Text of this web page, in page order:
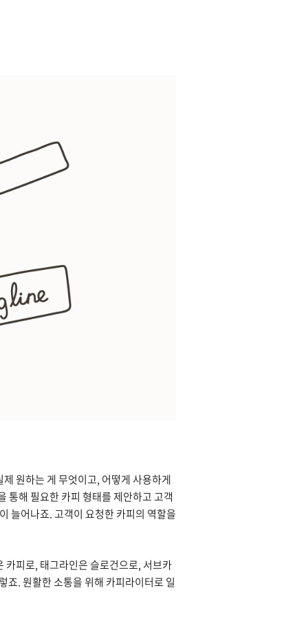
원하는 게 무엇이고, 어떻게 사용하게
통해 필요한 카피 형태를 제안하고 고객
늘어나죠. 고객이 요청한 카피의 역할을
카피로, 태그라인은 슬로건으로, 서브카
. 원활한 소통을 위해 카피라이터로 일